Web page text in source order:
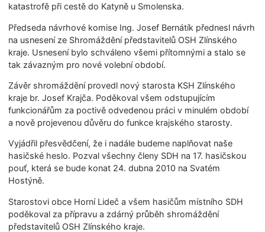
katastrofě při cestě do Katyně u Smolenska.
Předseda návrhové komise Ing. Josef Bernátík přednesl návrh
na usnesení ze Shromáždění představitelů OSH Zlínského
kraje. Usnesení bylo schváleno všemi přítomnými a stalo se
tak závazným pro nové volební období.
Závěr shromáždění provedl nový starosta KSH Zlínského
kraje br. Josef Krajča. Poděkoval všem odstupujícím
funkcionářům za poctivě odvedenou práci v minulém období
a nově projevenou důvěru do funkce krajského starosty.
Vyjádřil přesvědčení, že i nadále budeme naplňovat naše
hasičské heslo. Pozval všechny členy SDH na 17. hasičskou
pouť, která se bude konat 24. dubna 2010 na Svatém
Hostýně.
Starostovi obce Horní Lideč a všem hasičům místního SDH
poděkoval za přípravu a zdárný průběh shromáždění
představitelů OSH Zlínského kraje.